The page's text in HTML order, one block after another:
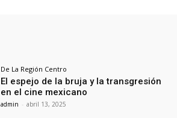
De La Región Centro
El espejo de la bruja y la transgresión
en el cine mexicano
admin - abril 13, 2025